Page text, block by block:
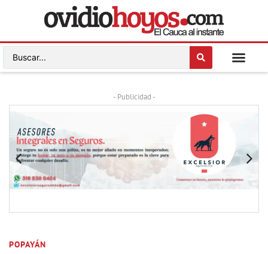
- Publicidad -
POPAYÁN